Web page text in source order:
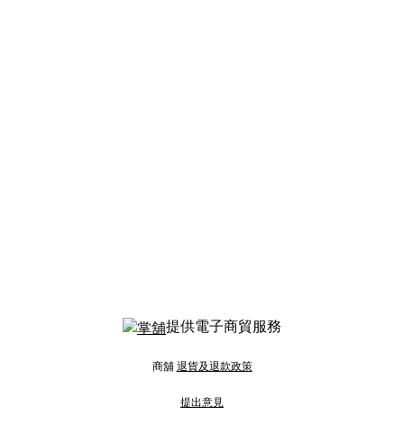
提供電子商貿服務
商舖 退貨及退款政策
提出意見